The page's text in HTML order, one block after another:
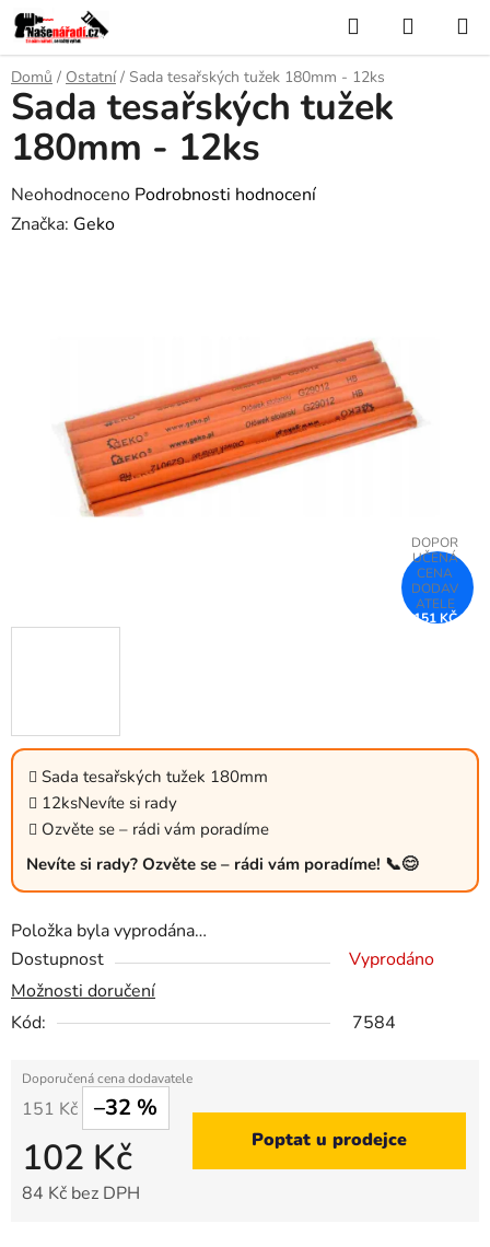
Přejít
na
obsah
Hledat
KOŠÍK
Domů / Ostatní / Sada tesařských tužek 180mm - 12ks
Sada tesařských tužek 180mm
12ksNevíte si rady
Ozvěte se – rádi vám poradíme
Nevíte si rady? Ozvěte se – rádi vám poradíme! 📞😊
Položka byla vyprodána…
Dostupnost
Vyprodáno
Možnosti doručení
Kód:
7584
151 Kč –32 %
102 Kč
84 Kč bez DPH
Poptat u prodejce
Sada tesařských tužek
180mm - 12ks
Průměrné
hodnocení
Neohodnoceno Podrobnosti hodnocení
Značka: Geko
151 KČ